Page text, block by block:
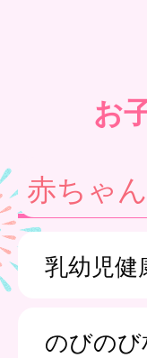
お
赤ちゃ
乳幼児健
のびのび